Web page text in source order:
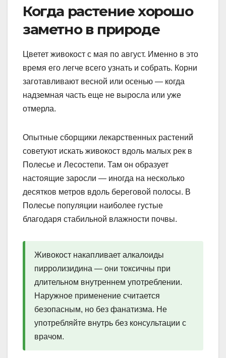
Когда растение хорошо
заметно в природе
Цветет живокост с мая по август. Именно в это
время его легче всего узнать и собрать. Корни
заготавливают весной или осенью — когда
надземная часть еще не выросла или уже
отмерла.
Опытные сборщики лекарственных растений
советуют искать живокост вдоль малых рек в
Полесье и Лесостепи. Там он образует
настоящие заросли — иногда на несколько
десятков метров вдоль береговой полосы. В
Полесье популяции наиболее густые
благодаря стабильной влажности почвы.
Живокост накапливает алкалоиды
пирролизидина — они токсичны при
длительном внутреннем употреблении.
Наружное применение считается
безопасным, но без фанатизма. Не
употребляйте внутрь без консультации с
врачом.